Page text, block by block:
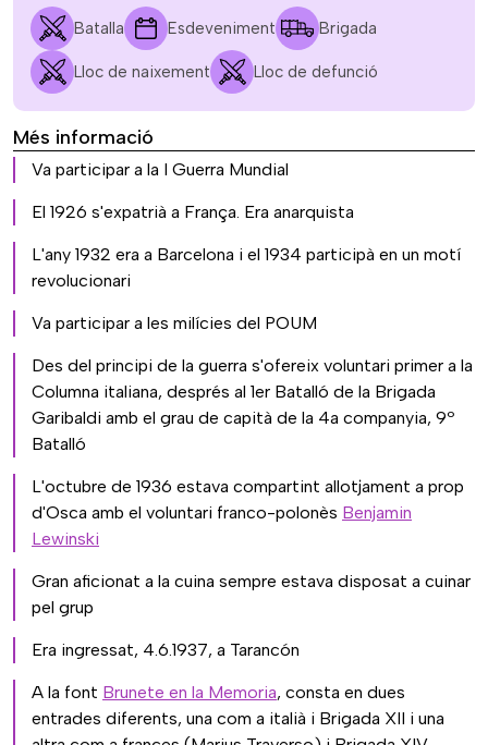
Batalla Esdeveniment Brigada
Lloc de naixement Lloc de defunció
Més informació
Va participar a la I Guerra Mundial
El 1926 s'expatrià a França. Era anarquista
L'any 1932 era a Barcelona i el 1934 participà en un motí
revolucionari
Va participar a les milícies del POUM
Des del principi de la guerra s'ofereix voluntari primer a la
Columna italiana, després al 1er Batalló de la Brigada
Garibaldi amb el grau de capità de la 4a companyia, 9º
Batalló
L'octubre de 1936 estava compartint allotjament a prop
d'Osca amb el voluntari franco-polonès Benjamin
Lewinski
Gran aficionat a la cuina sempre estava disposat a cuinar
pel grup
Era ingressat, 4.6.1937, a Tarancón
A la font Brunete en la Memoria, consta en dues
entrades diferents, una com a italià i Brigada XII i una